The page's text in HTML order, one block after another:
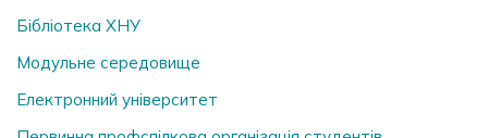
Бібліотека ХНУ
Модульне середовище
Електронний університет